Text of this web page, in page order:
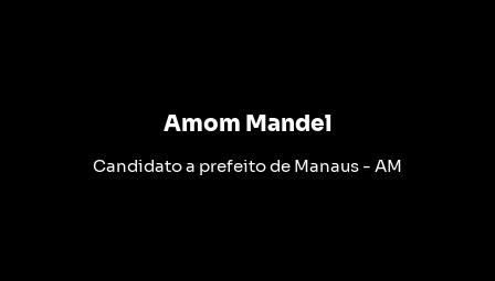
Amom Mandel
Candidato a prefeito de Manaus - AM